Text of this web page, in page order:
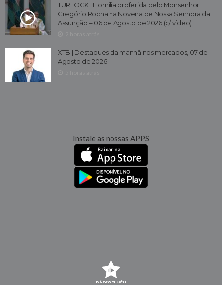
TURLOCK | Homilia proferida pelo Monsenhor
Gregório Rocha na Novena de Nossa Senhora da
Assunção – 06 de Agosto de 2026 (c/ vídeo)
XTB | Destaques da manhã nos mercados, 07 de
Agosto de 2026
Instale as nossas APPS